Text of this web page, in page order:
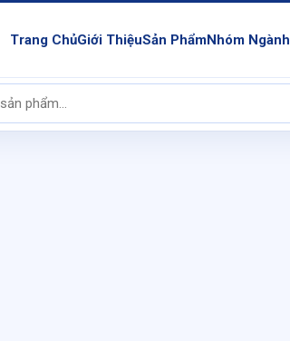
Trang ChủGiới ThiệuSản PhẩmNhóm Ngành